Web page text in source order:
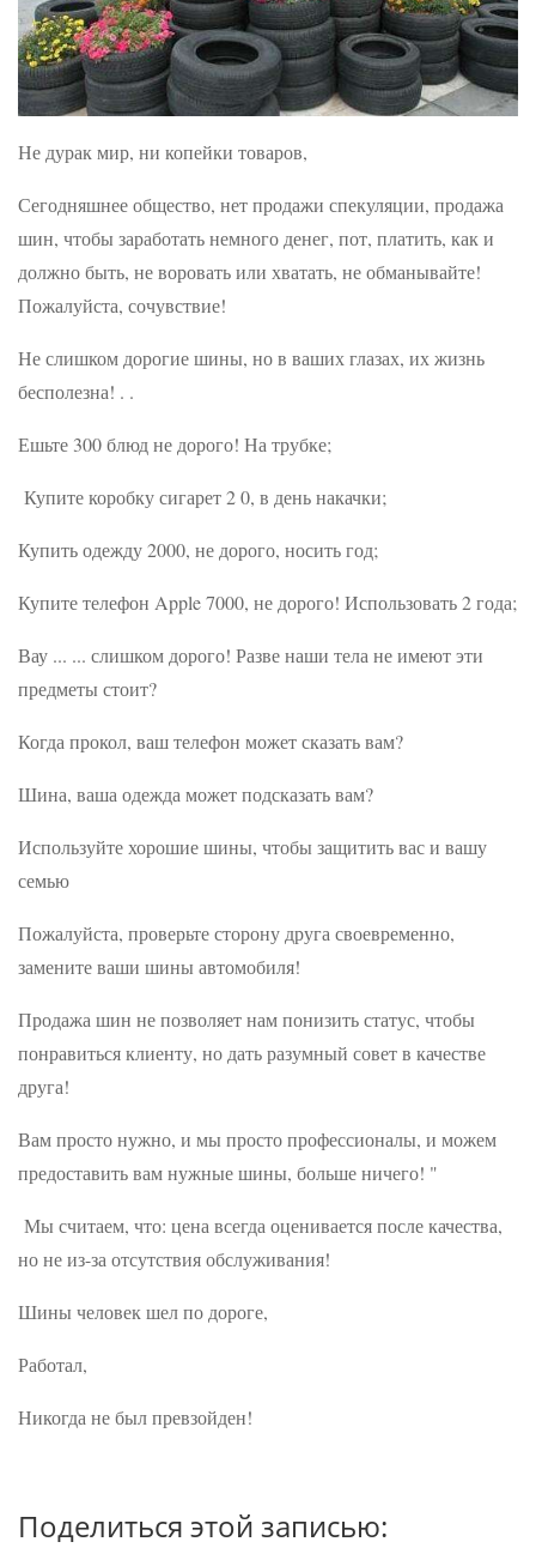
Не дурак мир, ни копейки товаров,
Сегодняшнее общество, нет продажи спекуляции, продажа
шин, чтобы заработать немного денег, пот, платить, как и
должно быть, не воровать или хватать, не обманывайте!
Пожалуйста, сочувствие!
Не слишком дорогие шины, но в ваших глазах, их жизнь
бесполезна! . .
Ешьте 300 блюд не дорого! На трубке;
Купите коробку сигарет 2 0, в день накачки;
Купить одежду 2000, не дорого, носить год;
Купите телефон Apple 7000, не дорого! Использовать 2 года;
Вау ... ... слишком дорого! Разве наши тела не имеют эти
предметы стоит?
Когда прокол, ваш телефон может сказать вам?
Шина, ваша одежда может подсказать вам?
Используйте хорошие шины, чтобы защитить вас и вашу
семью
Пожалуйста, проверьте сторону друга своевременно,
замените ваши шины автомобиля!
Продажа шин не позволяет нам понизить статус, чтобы
понравиться клиенту, но дать разумный совет в качестве
друга!
Вам просто нужно, и мы просто профессионалы, и можем
предоставить вам нужные шины, больше ничего! "
Мы считаем, что: цена всегда оценивается после качества,
но не из-за отсутствия обслуживания!
Шины человек шел по дороге,
Работал,
Никогда не был превзойден!
Поделиться этой записью: